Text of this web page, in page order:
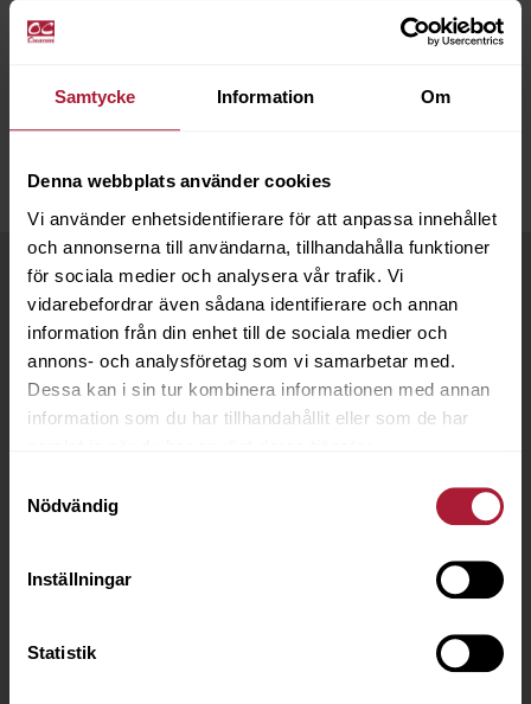
Samtycke Information Om
Denna webbplats använder cookies
Vi använder enhetsidentifierare för att anpassa innehållet
och annonserna till användarna, tillhandahålla funktioner
för sociala medier och analysera vår trafik. Vi
vidarebefordrar även sådana identifierare och annan
information från din enhet till de sociala medier och
annons- och analysföretag som vi samarbetar med.
Dessa kan i sin tur kombinera informationen med annan
information som du har tillhandahållit eller som de har
Nödvändig
Inställningar
Statistik
001-GAI
Saldo 190